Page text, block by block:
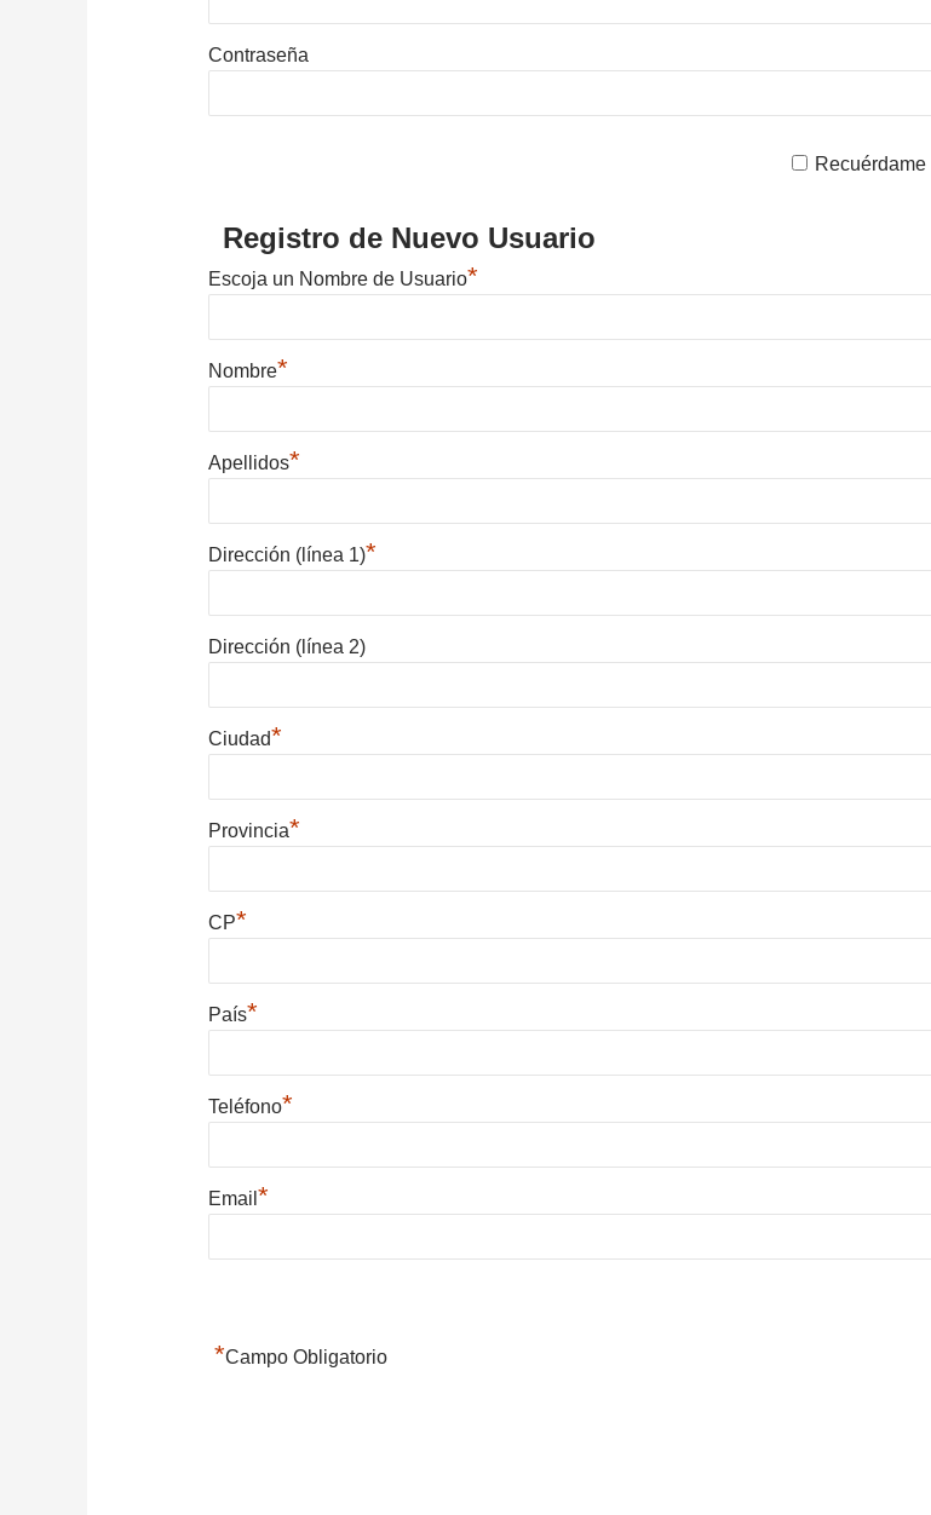
Contraseña
Recuérdame
Registro de Nuevo Usuario
Escoja un Nombre de Usuario*
Nombre*
Apellidos*
Dirección (línea 1)*
Dirección (línea 2)
Ciudad*
Provincia*
CP*
País*
Teléfono*
Email*
*Campo Obligatorio